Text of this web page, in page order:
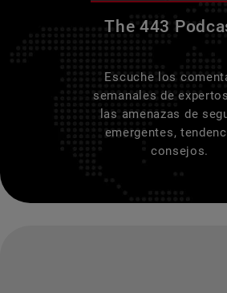
The 443
Escuche los
semanales de
las amenazas de
emergentes,
consejos.